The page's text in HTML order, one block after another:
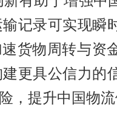
记录可实现
货物周转与
更具公信力的
，提升中国物流